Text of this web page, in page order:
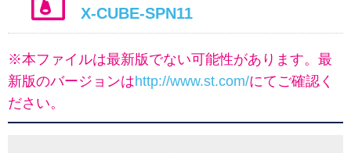
X-CUBE-SPN11
※本ファイルは最新版でない可能性があります。最
新版のバージョンはhttp://www.st.com/にてご確認く
ださい。